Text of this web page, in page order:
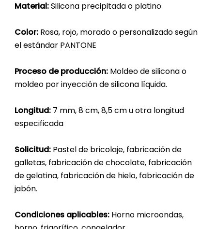
Material:Silicona precipitada o platino
Color: Rosa, rojo, morado o personalizado según
el estándar PANTONE
Proceso de producción: Moldeo de silicona o
moldeo por inyección de silicona líquida.
Longitud: 7 mm, 8 cm, 8,5 cm u otra longitud
especificada
Solicitud: Pastel de bricolaje, fabricación de
galletas, fabricación de chocolate, fabricación
de gelatina, fabricación de hielo, fabricación de
jabón.
Condiciones aplicables: Horno microondas,